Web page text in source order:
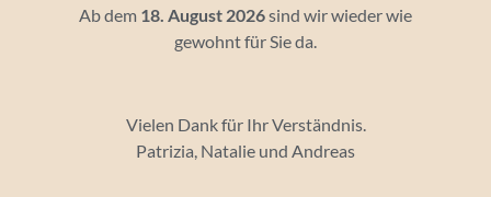
Ab dem 18. August 2026sind wir wieder wie
gewohnt für Sie da.
Vielen Dank für Ihr Verständnis.
Patrizia, Natalie und Andreas